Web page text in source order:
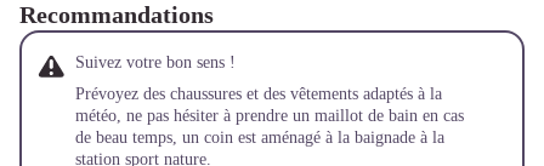
Recommandations
Suivez votre bon sens !
Prévoyez des chaussures et des vêtements adaptés à la
météo, ne pas hésiter à prendre un maillot de bain en cas
de beau temps, un coin est aménagé à la baignade à la
station sport nature.